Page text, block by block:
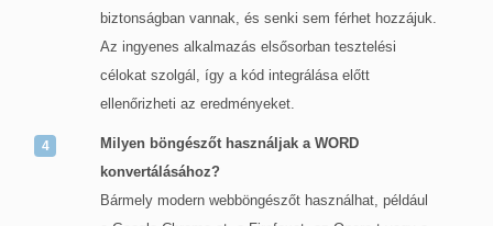
biztonságban vannak, és senki sem férhet hozzájuk.
Az ingyenes alkalmazás elsősorban tesztelési
célokat szolgál, így a kód integrálása előtt
ellenőrizheti az eredményeket.
Milyen böngészőt használjak a WORD
konvertálásához?
Bármely modern webböngészőt használhat, például